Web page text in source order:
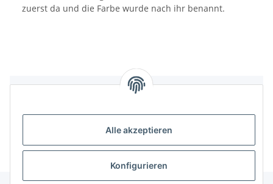
Alle akzeptieren
Konfigurieren
zuerst da und die Farbe wurde nach ihr benannt.